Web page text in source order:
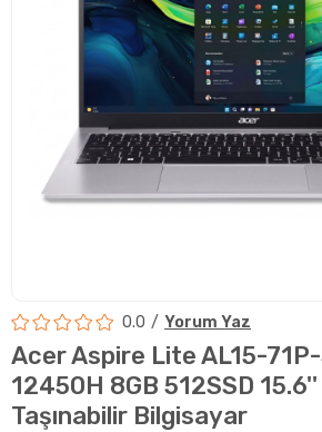
0.0 Yorum Yaz
Acer Aspire Lite AL15-
12450H 8GB 512SSD 15.6''
Taşınabilir Bilgisayar